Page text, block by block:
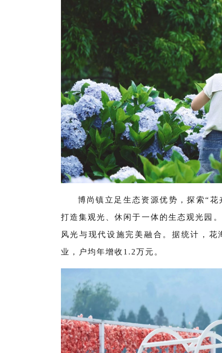
博尚镇立足生态资源优势，探索“
打造集观光、休闲于一体的生态观光园
风光与现代设施完美融合。据统计，
业，户均年增收1.2万元。